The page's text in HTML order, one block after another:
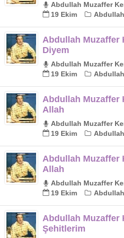
Abdullah Muzaffer
19 Ekim
Abdullah Muzaffer
Diyem
Abdullah Muzaffer
19 Ekim
Abdullah Muzaffer
Allah
Abdullah Muzaffer
19 Ekim
Abdullah Muzaffer
Allah
Abdullah Muzaffer
19 Ekim
Abdullah Muzaffer
Şehitlerim